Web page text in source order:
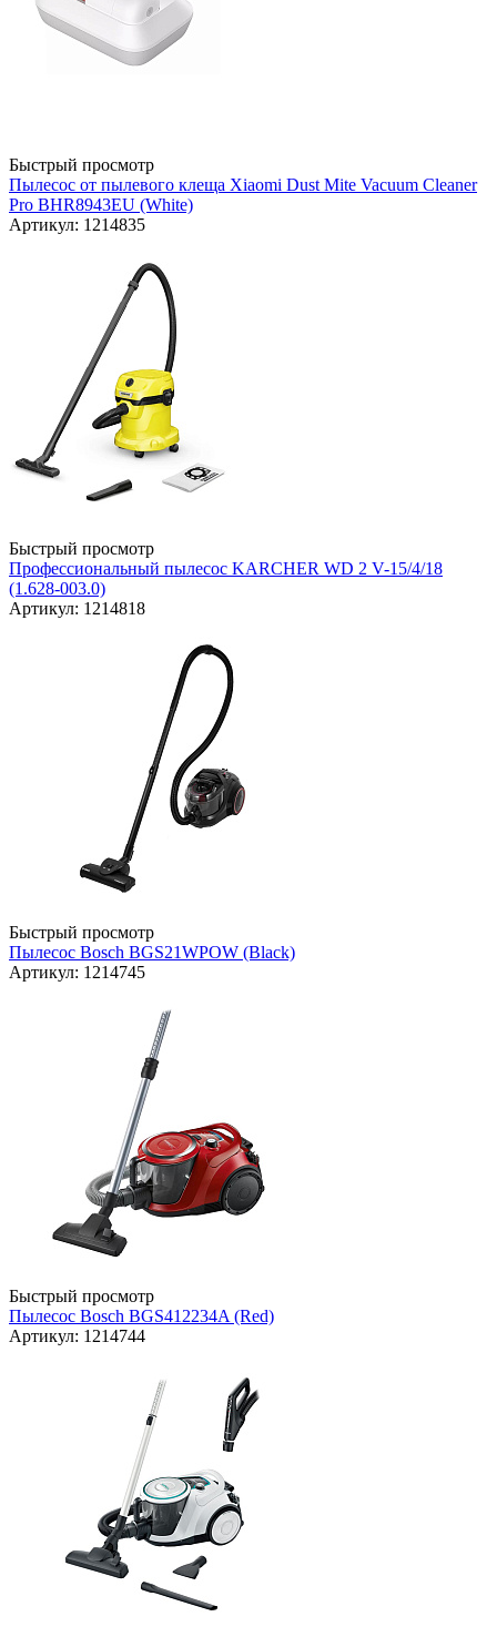
Быстрый просмотр
Пылесос от пылевого клеща Xiaomi Dust Mite Vacuum Cleaner
Pro BHR8943EU (White)
Артикул: 1214835
Быстрый просмотр
Профессиональный пылесос KARCHER WD 2 V-15/4/18
(1.628-003.0)
Артикул: 1214818
Быстрый просмотр
Пылесос Bosch BGS21WPOW (Black)
Артикул: 1214745
Быстрый просмотр
Пылесос Bosch BGS412234A (Red)
Артикул: 1214744